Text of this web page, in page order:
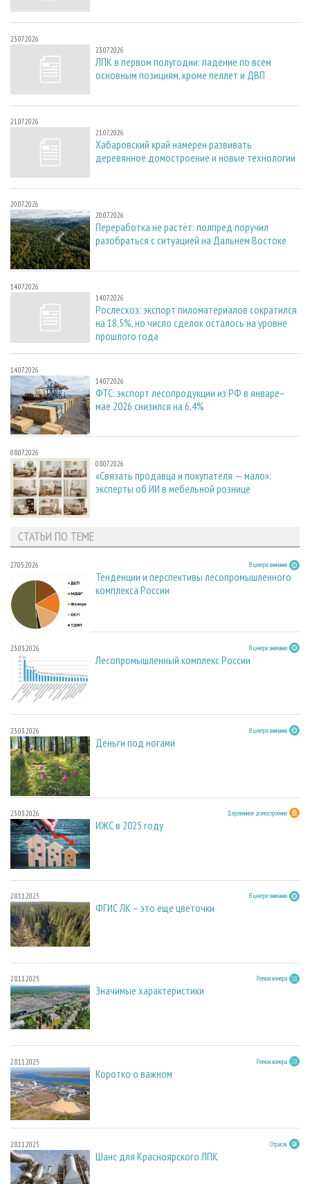
23.07.2026
23.07.2026
ЛПК в первом полугодии: падение по всем
основным позициям, кроме пеллет и ДВП
21.07.2026
21.07.2026
Хабаровский край намерен развивать
деревянное домостроение и новые технологии
20.07.2026
20.07.2026
Переработка не растёт: полпред поручил
разобраться с ситуацией на Дальнем Востоке
14.07.2026
14.07.2026
Рослесхоз: экспорт пиломатериалов сократился
на 18,5%, но число сделок осталось на уровне
прошлого года
14.07.2026
14.07.2026
ФТС: экспорт лесопродукции из РФ в январе–
мае 2026 снизился на 6,4%
08.07.2026
08.07.2026
«Связать продавца и покупателя — мало»:
эксперты об ИИ в мебельной рознице
СТАТЬИ ПО ТЕМЕ
27.05.2026 В центре внимания
Тенденции и перспективы лесопромышленного
комплекса России
23.03.2026 В центре внимания
Лесопромышленный комплекс России
23.03.2026 В центре внимания
Деньги под ногами
23.03.2026 Деревянное домостроение
ИЖС в 2025 году
28.11.2025 В центре внимания
ФГИС ЛК – это еще цветочки
28.11.2025 Регион номера
Значимые характеристики
28.11.2025 Регион номера
Коротко о важном
28.11.2025 Отрасль
Шанс для Красноярского ЛПК